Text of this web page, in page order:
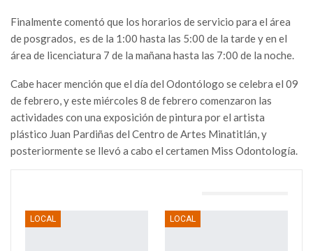
Finalmente comentó que los horarios de servicio para el área
de posgrados, es de la 1:00 hasta las 5:00 de la tarde y en el
área de licenciatura 7 de la mañana hasta las 7:00 de la noche.
Cabe hacer mención que el día del Odontólogo se celebra el 09
de febrero, y este miércoles 8 de febrero comenzaron las
actividades con una exposición de pintura por el artista
plástico Juan Pardiñas del Centro de Artes Minatitlán, y
posteriormente se llevó a cabo el certamen Miss Odontología.
LOCAL LOCAL